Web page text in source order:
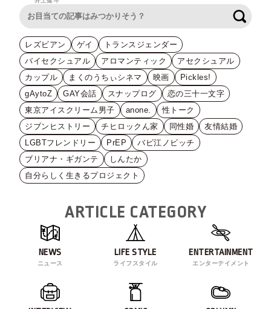
レズビアン ゲイ
トランスジェンダー
バイセクシュアル
アロマンティック
アセクシュアル
カップル
まくのうちぃシネマ 映画
Pickles!
gAytoZ
GAY会話 スナップログ
恋の三十一文字
東京アイスクリーム男子
anone.
性トーク
ジブンヒストリー
チヒロックん家 同性婚
友情結婚
LGBTフレンドリー
PrEP
バビ江ノビッチ
ブリアナ・ギガンテ
しんたか
自分らしく生きるプロジェクト
ARTICLE CATEGORY
NEWS
ニュース
LIFE STYLE
ライフスタイル
ENTERTAINMENT
エンターテイメント